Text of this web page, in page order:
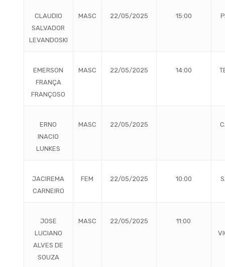
CLAUDIO
SALVADOR
LEVANDOSKI
MASC 22/05/2025 15:00
EMERSON
FRANÇA
FRANÇOSO
MASC 22/05/2025 14:00
ERNO
INACIO
LUNKES
MASC 22/05/2025
JACIREMA
CARNEIRO
FEM 22/05/2025 10:00
JOSE
LUCIANO
ALVES DE
SOUZA
MASC 22/05/2025
11:00